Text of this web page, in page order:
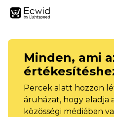
Minden, ami
Percek alatt hozzon
áruházat, hogy eladja
közösségi médiában